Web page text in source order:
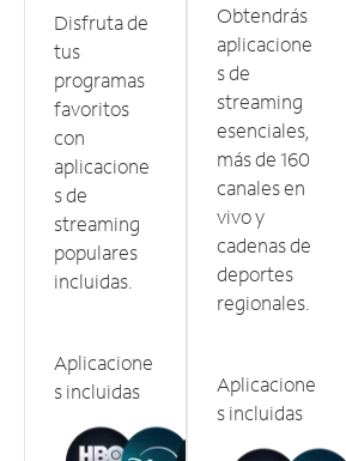
Disfruta de
tus
programas
favoritos
con
aplicacione
s de
streaming
populares
incluidas.
Aplicacione
s incluidas
Obtendrás
aplicacione
s de
streaming
esenciales,
más de 160
canales en
vivo y
cadenas de
deportes
regionales.
Aplicacione
s incluidas